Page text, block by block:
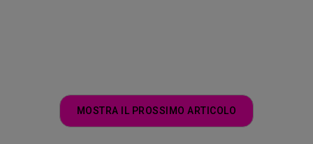
MOSTRA IL PROSSIMO ARTICOLO